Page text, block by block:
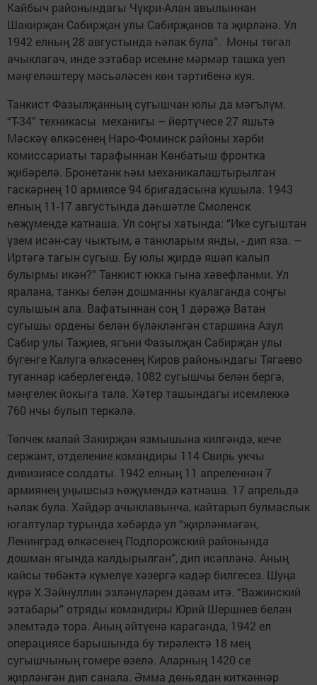
Кайбыч районындагы Чүкри-Алан авылыннан
Шакирҗан Сабирҗан улы Сабирҗанов та җирләнә. Ул
1942 елның 28 августында һәлак була”. Моны төгәл
ачыклагач, инде эзтабар исемне мәрмәр ташка уеп
мәңгеләштерү мәсьәләсен көн тәртибенә куя.
Танкист Фазылҗанның сугышчан юлы да мәгълүм.
“Т-34” техникасы механигы – йөртүчесе 27 яшьтә
Мәскәү өлкәсенең Наро-Фоминск районы хәрби
комиссариаты тарафыннан Көнбатыш фронтка
җибәрелә. Бронетанк һәм механикалаштырылган
гаскәрнең 10 армиясе 94 бригадасына кушыла. 1943
елның 11-17 августында дәһшәтле Смоленск
һөҗүмендә катнаша. Ул соңгы хатында: “Ике сугыштан
үзем исән-сау чыктым, ә танкларым янды, - дип яза. –
Иртәгә тагын сугыш. Бу юлы җирдә яшәп калып
булырмы икән?” Танкист юкка гына хәвефләнми. Ул
яралана, танкы белән дошманны куалаганда соңгы
сулышын ала. Вафатыннан соң 1 дәрәҗә Ватан
сугышы ордены белән бүләкләнгән старшина Азул
Сабир улы Таҗиев, ягъни Фазылҗан Сабирҗан улы
бүгенге Калуга өлкәсенең Киров районындагы Тягаево
туганнар каберлегендә, 1082 сугышчы белән бергә,
мәңгелек йокыга тала. Хәтер ташындагы исемлеккә
760 нчы булып теркәлә.
Төпчек малай Закирҗан язмышына килгәндә, кече
сержант, отделение командиры 114 Свирь укчы
дивизиясе солдаты. 1942 елның 11 апреленнән 7
армиянең уңышсыз һөҗүмендә катнаша. 17 апрельдә
һәлак була. Хәйдәр ачыклавынча, кайтарып булмаслык
югалтулар турында хәбәрдә ул “җирләнмәгән,
Ленинград өлкәсенең Подпорожский районында
дошман ягында калдырылган”, дип исәпләнә. Аның
кайсы төбәктә күмелүе хәзергә кадәр билгесез. Шуңа
күрә Х.Зәйнуллин эзләнүләрен дәвам итә. “Важинский
эзтабары” отряды командиры Юрий Шершнев белән
элемтәдә тора. Аның әйтүенә караганда, 1942 ел
операциясе барышында бу тирәлектә 18 мең
сугышчының гомере өзелә. Аларның 1420 се
җирләнгән дип санала. Әмма дөньядан киткәннәр